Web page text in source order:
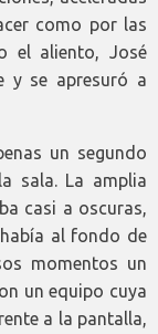
como por las
el aliento, José
y se apresuró a
un segundo
sala. La amplia
casi a oscuras,
al fondo de
momentos un
un equipo cuya
a la pantalla,